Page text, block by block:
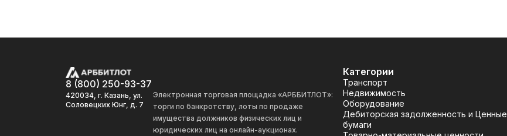
8 (800) 250-93-37
420034, г. Казань, ул.
Соловецких Юнг, д. 7
Электронная торговая площадка «АРББИТЛОТ»:
торги по банкротству, лоты по продаже
имущества должников физических лиц и
юридических лиц на онлайн-аукционах.
Категории
Транспорт
Недвижимость
Оборудование
Дебиторская задолженность и Ценные
бумаги